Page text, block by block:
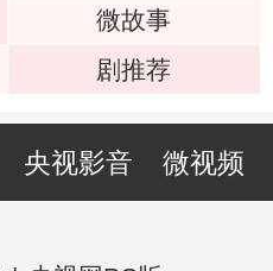
微故事
剧推荐
央视影音 微视频